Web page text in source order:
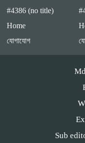
#4386 (no title)
Home
যোগাযোগ
Sub